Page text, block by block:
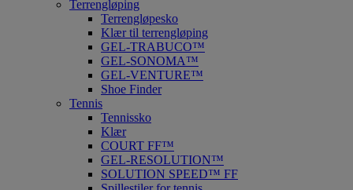
Terrengløping
Terrengløpesko
Klær til terrengløping
GEL-TRABUCO™
GEL-SONOMA™
GEL-VENTURE™
Shoe Finder
Tennis
Tennissko
Klær
COURT FF™
GEL-RESOLUTION™
SOLUTION SPEED™ FF